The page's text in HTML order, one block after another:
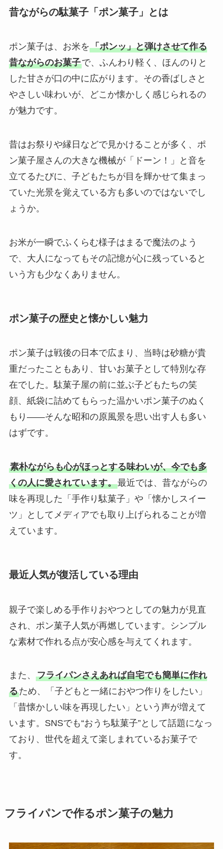
昔ながらの駄菓子「ポン菓子」とは
ポン菓子は、お米を「ポンッ」と弾けさせて作る
昔ながらのお菓子で、ふんわり軽く、ほんのりと
した甘さが口の中に広がります。その香ばしさと
やさしい味わいが、どこか懐かしく感じられるの
が魅力です。
昔はお祭りや縁日などで見かけることが多く、ポ
ン菓子屋さんの大きな機械が「ドーン！」と音を
立てるたびに、子どもたちが目を輝かせて集まっ
ていた光景を覚えている方も多いのではないでし
ょうか。
お米が一瞬でふくらむ様子はまるで魔法のよう
で、大人になってもその記憶が心に残っていると
いう方も少なくありません。
ポン菓子の歴史と懐かしい魅力
ポン菓子は戦後の日本で広まり、当時は砂糖が貴
重だったこともあり、甘いお菓子として特別な存
在でした。駄菓子屋の前に並ぶ子どもたちの笑
顔、紙袋に詰めてもらった温かいポン菓子のぬく
もり――そんな昭和の原風景を思い出す人も多い
はずです。
素朴ながらも心がほっとする味わいが、今でも多
くの人に愛されています。最近では、昔ながらの
味を再現した「手作り駄菓子」や「懐かしスイー
ツ」としてメディアでも取り上げられることが増
えています。
最近人気が復活している理由
親子で楽しめる手作りおやつとしての魅力が見直
され、ポン菓子人気が再燃しています。シンプル
な素材で作れる点が安心感を与えてくれます。
また、 フライパンさえあれば自宅でも簡単に作れ
るため、「子どもと一緒におやつ作りをしたい」
「昔懐かしい味を再現したい」という声が増えて
います。SNSでも“おうち駄菓子”として話題になっ
ており、世代を超えて楽しまれているお菓子で
す。
フライパンで作るポン菓子の魅力